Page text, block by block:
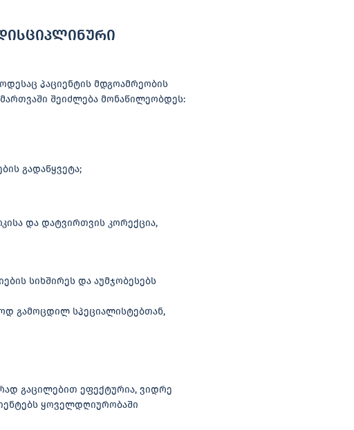
პაციენტის მდგოამრეობის
შეიძლება მონაწილეობდეს:
გადაწყვეტა;
და დატვირთვის კორექცია,
სიხშირეს და აუმჯობესებს
გამოცდილ სპეციალისტებთან,
გაცილებით ეფექტურია, ვიდრე
ყოველდღიურობაში